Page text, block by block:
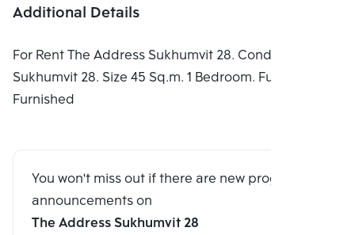
Additional Details
For Rent The Address Sukhumvit 28. Condominium in
Sukhumvit 28. Size 45 Sq.m. 1 Bedroom. Fully
Furnished
You won't miss out if there are new program
announcements on
The Address Sukhumvit 28